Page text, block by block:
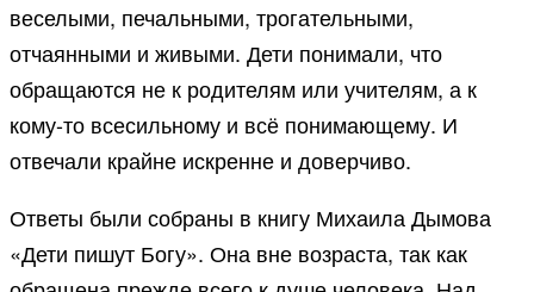
веселыми, печальными, трогательными,
отчаянными и живыми. Дети понимали, что
обращаются не к родителям или учителям, а к
кому-то всесильному и всё понимающему. И
отвечали крайне искренне и доверчиво.
Ответы были собраны в книгу Михаила Дымова
«Дети пишут Богу». Она вне возраста, так как